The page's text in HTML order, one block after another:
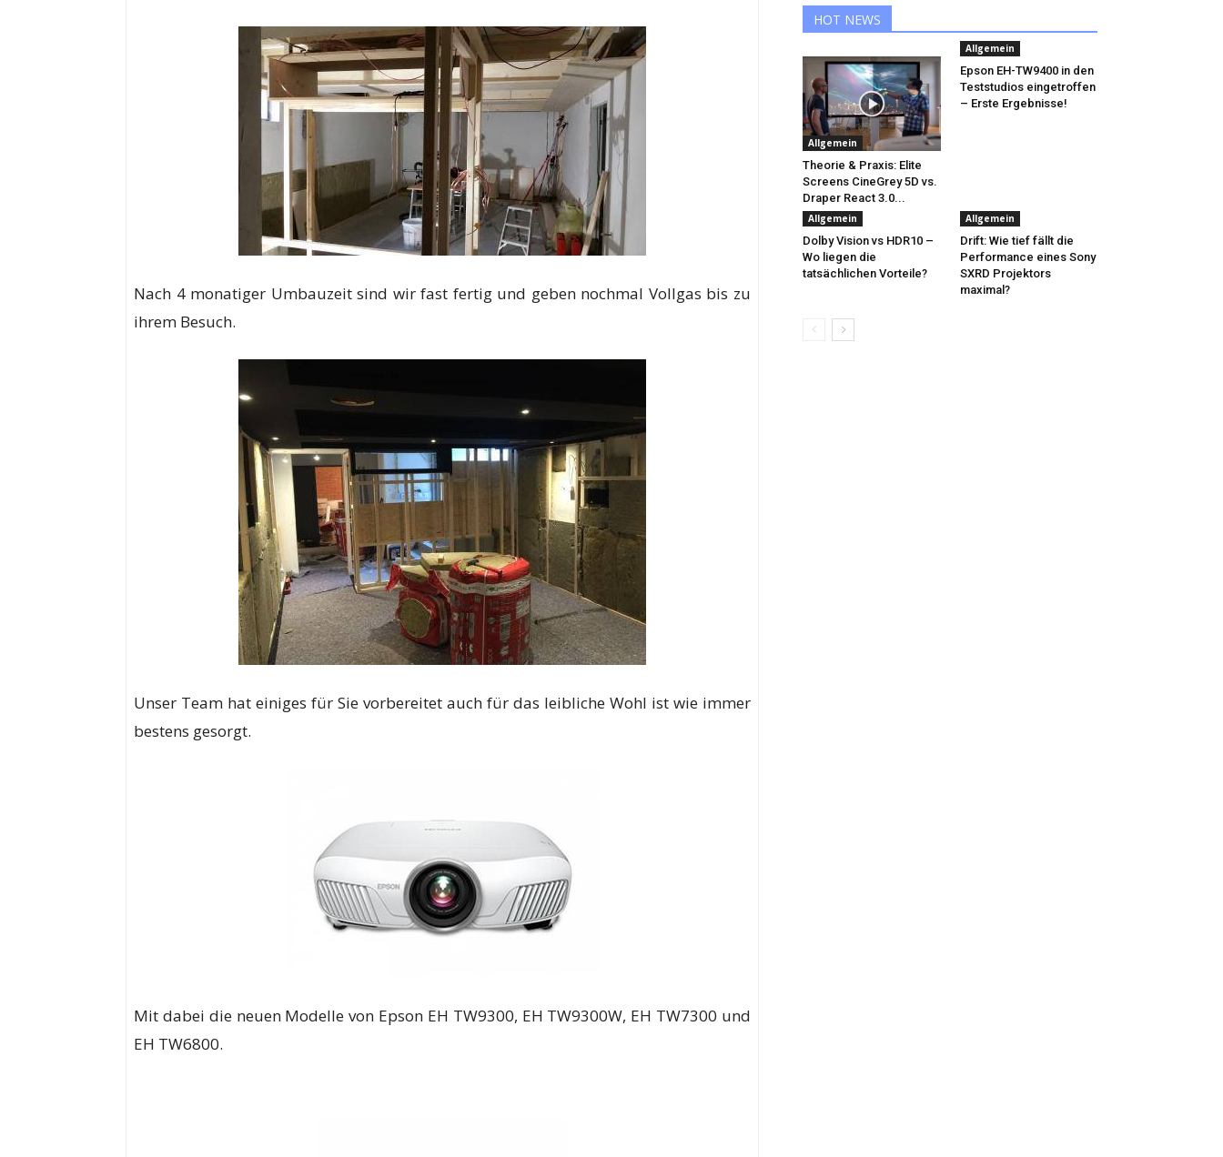
Nach 4 monatiger Umbauzeit sind wir fast fertig und geben nochmal Vollgas bis zu
ihrem Besuch.
Unser Team hat einiges für Sie vorbereitet auch für das leibliche Wohl ist wie immer
bestens gesorgt.
Mit dabei die neuen Modelle von Epson EH TW9300, EH TW9300W, EH TW7300 und
EH TW6800.
HOT NEWS
Allgemein
Theorie & Praxis: Elite
Screens CineGrey 5D vs.
Draper React 3.0...
Allgemein
Epson EH-TW9400 in den
Teststudios eingetroffen
– Erste Ergebnisse!
Allgemein
Dolby Vision vs HDR10 –
Wo liegen die
tatsächlichen Vorteile?
Allgemein
Drift: Wie tief fällt die
Performance eines Sony
SXRD Projektors
maximal?